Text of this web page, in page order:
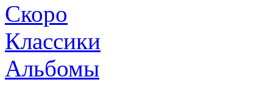
Скоро
Классики
Альбомы